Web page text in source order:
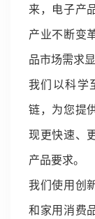
来，电子产
产业不断变
品市场需求
我们以科学
链，为您提
现更快速、
产品要求。
我们使用创
和家用消费